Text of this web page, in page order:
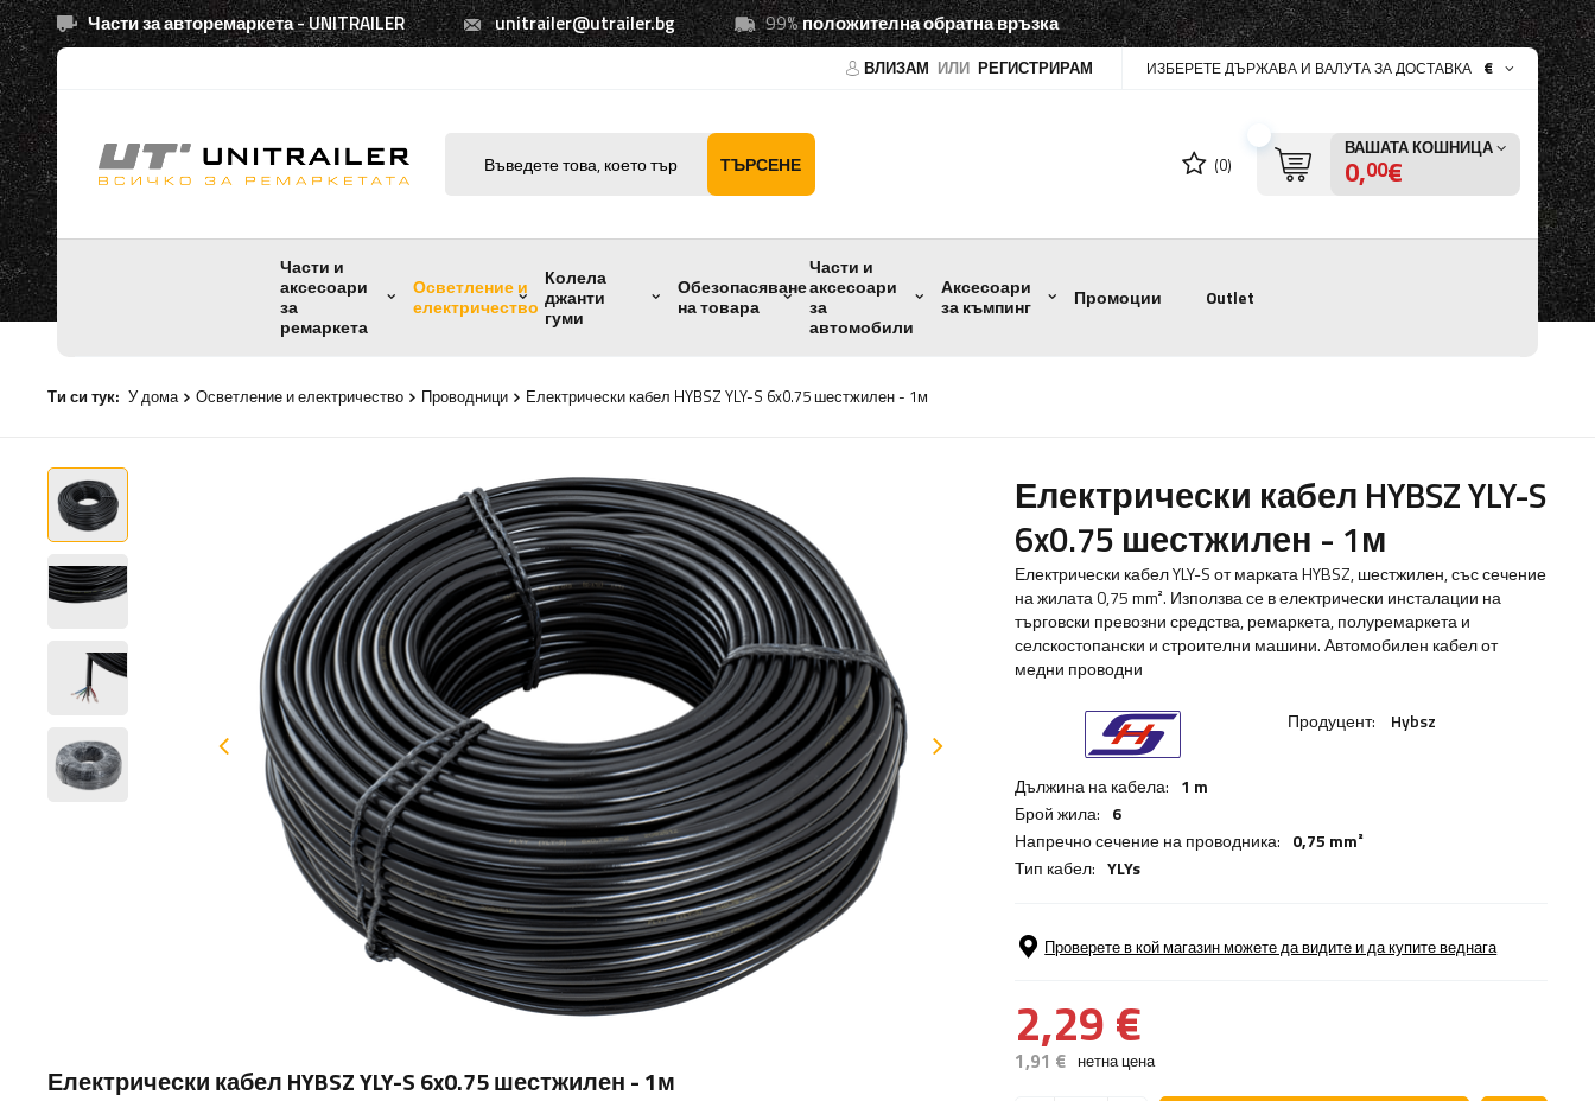
Части за авторемаркета - UNITRAILER unitrailer@utrailer.bg 99%положителна обратна връзка
ВЛИЗАМ ИЛИ РЕГИСТРИРАМ ИЗБЕРЕТЕ ДЪРЖАВА И ВАЛУТА ЗА ДОСТАВКА €
ТЪРСЕНЕ (0)
ВАШАТА КОШНИЦА
0,00€
Части и
аксесоари
за
ремаркета
Осветление и
електричество
Колела
джанти
гуми
Обезопасяване
на товара
Части и
аксесоари
за
автомобили
Аксесоари
за къмпинг
Промоции Outlet
Ти си тук: У дома Осветление и електричество Проводници Електрически кабел HYBSZ YLY-S 6x0.75 шестжилен - 1м
Електрически кабел HYBSZ YLY-S
6x0.75 шестжилен - 1м
Електрически кабел YLY-S от марката HYBSZ, шестжилен, със сечение
на жилата 0,75 mm². Използва се в електрически инсталации на
търговски превозни средства, ремаркета, полуремаркета и
селскостопански и строителни машини. Автомобилен кабел от
медни проводни
Продуцент: Hybsz
Дължина на кабела: 1 m
Брой жила: 6
Напречно сечение на проводника: 0,75 mm²
Тип кабел: YLYs
Проверете в кой магазин можете да видите и да купите веднага
2,29 €
1,91 € нетна цена
Електрически кабел HYBSZ YLY-S 6x0.75 шестжилен - 1м